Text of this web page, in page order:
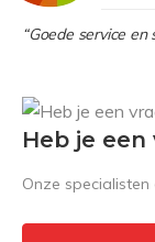
“Goede service en
Heb je
Onze